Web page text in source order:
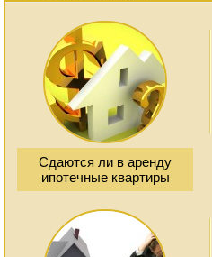
Сдаются ли в аренду
ипотечные квартиры